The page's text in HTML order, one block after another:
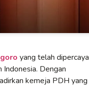
yang telah dipercaya
Dengan
kemeja PDH yang